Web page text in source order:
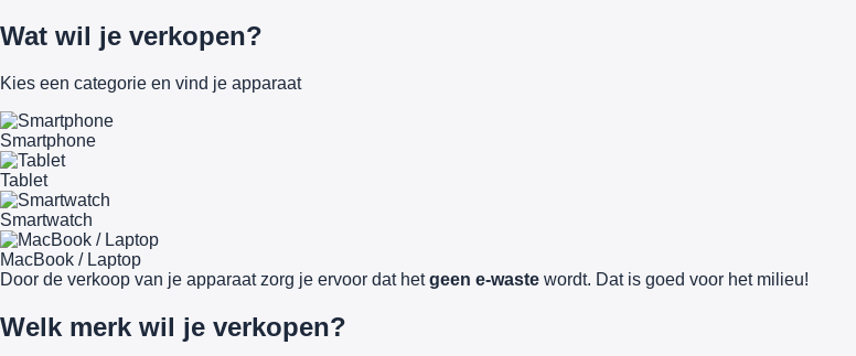
Wat wil je verkopen?
Kies een categorie en vind je apparaat
Smartphone
Tablet
Smartwatch
MacBook / Laptop
Door de verkoop van je apparaat zorg je ervoor dat hetgeen e-waste wordt. Dat is goed voor het milieu!
Welk merk wil je verkopen?